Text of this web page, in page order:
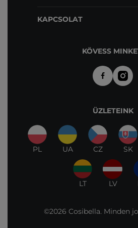
KAPCSOLAT
KÖVESS
ÜZLETEINK
PL UA CZ SK
LT LV
©2026 Cosibella. Minden